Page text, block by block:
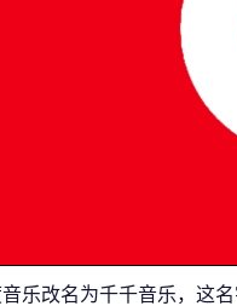
乐改名为千千音乐，这